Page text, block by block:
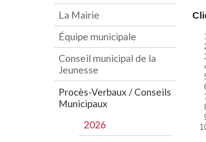
La Mairie
Équipe municipale
Conseil municipal de la
Jeunesse
Procès-Verbaux / Conseils
Municipaux
2026